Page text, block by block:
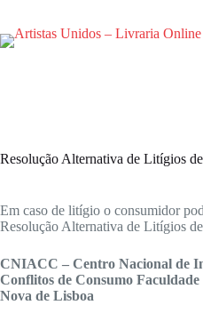
o
Resolução Alternativa de Litígios
Em caso de litígio o consumidor
Resolução Alternativa de Litígios
CNIACC – Centro Nacional de
Conflitos de Consumo
Nova de Lisboa